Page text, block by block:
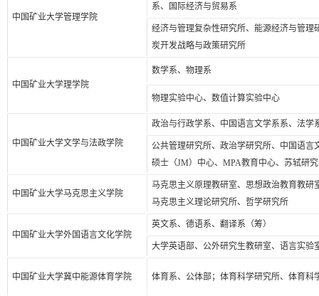
中国矿业大学管理学院
系、国际经济与贸易系
经济与管理复杂性研究所、能源经济与管理
炭开发战略与政策研究所
中国矿业大学理学院
数学系、物理系
物理实验中心、数值计算实验中心
中国矿业大学文学与法政学院
政治与行政学系、中国语言文学系系、法学
公共管理研究所、政治学研究所、中国语言
硕士（JM）中心、MPA教育中心、苏轼研
中国矿业大学马克思主义学院
马克思主义原理教研室、思想政治教育教研
马克思主义理论研究所、哲学研究所
中国矿业大学外国语言文化学院
英文系、德语系、翻译系（筹）
大学英语部、公外研究生教研室、语言实验
中国矿业大学冀中能源体育学院 体育系、公体部；体育科学研究所、体育科